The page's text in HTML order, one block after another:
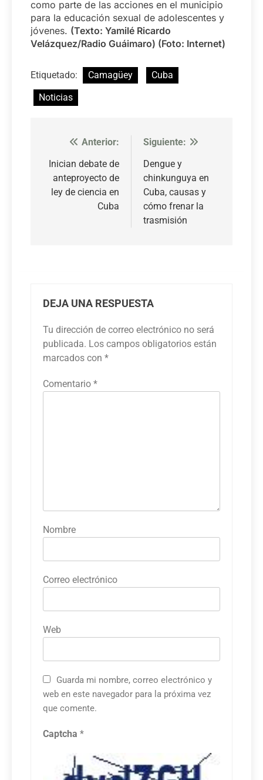
como parte de las acciones en el municipio
para la educación sexual de adolescentes y
jóvenes. (Texto: Yamilé Ricardo
Velázquez/Radio Guáimaro) (Foto: Internet)
Etiquetado: Camagüey
Cuba
Noticias
Navegación
de
entradas
Anterior:
Inician debate de
anteproyecto de
ley de ciencia en
Cuba
Siguiente:
Dengue y
chinkunguya en
Cuba, causas y
cómo frenar la
trasmisión
DEJA UNA RESPUESTA
Tu dirección de correo electrónico no será
publicada. Los campos obligatorios están
marcados con *
Comentario *
Nombre
Correo electrónico
Web
Guarda mi nombre, correo electrónico y
web en este navegador para la próxima vez
que comente.
Captcha *